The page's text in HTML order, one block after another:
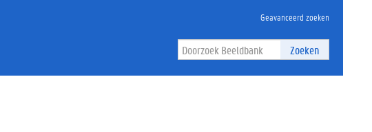
Geavanceerd zoeken
Zoeken